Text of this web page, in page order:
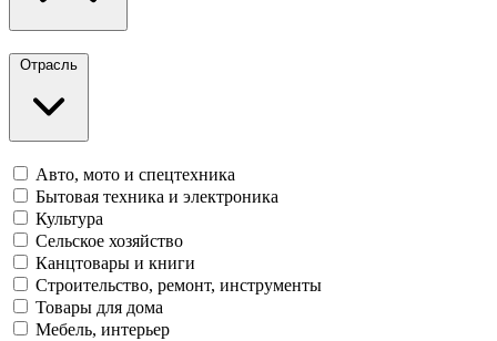
Отрасль
Авто, мото и спецтехника
Бытовая техника и электроника
Культура
Сельское хозяйство
Канцтовары и книги
Строительство, ремонт, инструменты
Товары для дома
Мебель, интерьер